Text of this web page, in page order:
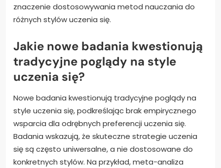
znaczenie dostosowywania metod nauczania do
różnych stylów uczenia się.
Jakie nowe badania kwestionują
tradycyjne poglądy na style
uczenia się?
Nowe badania kwestionują tradycyjne poglądy na
style uczenia się, podkreślając brak empirycznego
wsparcia dla odrębnych preferencji uczenia się.
Badania wskazują, że skuteczne strategie uczenia
się są często uniwersalne, a nie dostosowane do
konkretnych stylów. Na przykład, meta-analiza